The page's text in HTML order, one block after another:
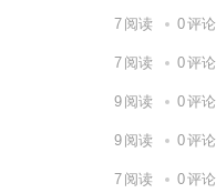
7 阅读 0评论
7 阅读 0评论
9 阅读 0评论
9 阅读 0评论
7 阅读 0评论